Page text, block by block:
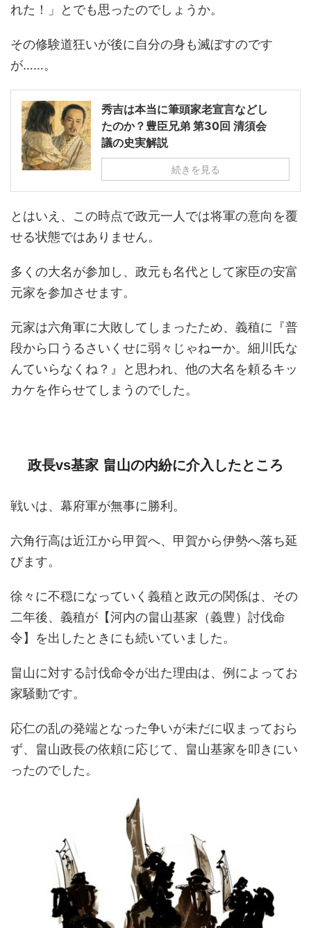
れた！」とでも思ったのでしょうか。
その修験道狂いが後に自分の身も滅ぼすのです
が……。
秀吉は本当に筆頭家老宣言などし
たのか？豊臣兄弟 第30回 清須会
議の史実解説
続きを見る
とはいえ、この時点で政元一人では将軍の意向を覆
せる状態ではありません。
多くの大名が参加し、政元も名代として家臣の安富
元家を参加させます。
元家は六角軍に大敗してしまったため、義稙に『普
段から口うるさいくせに弱々じゃねーか。細川氏な
んていらなくね？』と思われ、他の大名を頼るキッ
カケを作らせてしまうのでした。
政長vs基家 畠山の内紛に介入したところ
戦いは、幕府軍が無事に勝利。
六角行高は近江から甲賀へ、甲賀から伊勢へ落ち延
びます。
徐々に不穏になっていく義稙と政元の関係は、その
二年後、義稙が【河内の畠山基家（義豊）討伐命
令】を出したときにも続いていました。
畠山に対する討伐命令が出た理由は、例によってお
家騒動です。
応仁の乱の発端となった争いが未だに収まっておら
ず、畠山政長の依頼に応じて、畠山基家を叩きにい
ったのでした。